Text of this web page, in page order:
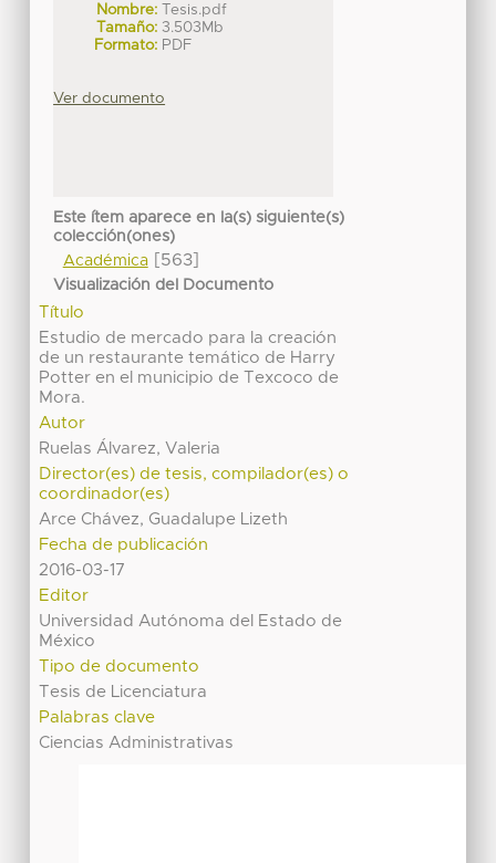
Nombre: Tesis.pdf
Tamaño: 3.503Mb
Formato: PDF
Ver documento
Este ítem aparece en la(s) siguiente(s)
colección(ones)
Académica[563]
Visualización del Documento
Título
Estudio de mercado para la creación
de un restaurante temático de Harry
Potter en el municipio de Texcoco de
Mora.
Autor
Ruelas Álvarez, Valeria
Director(es) de tesis, compilador(es) o
coordinador(es)
Arce Chávez, Guadalupe Lizeth
Fecha de publicación
2016-03-17
Editor
Universidad Autónoma del Estado de
México
Tipo de documento
Tesis de Licenciatura
Palabras clave
Ciencias Administrativas